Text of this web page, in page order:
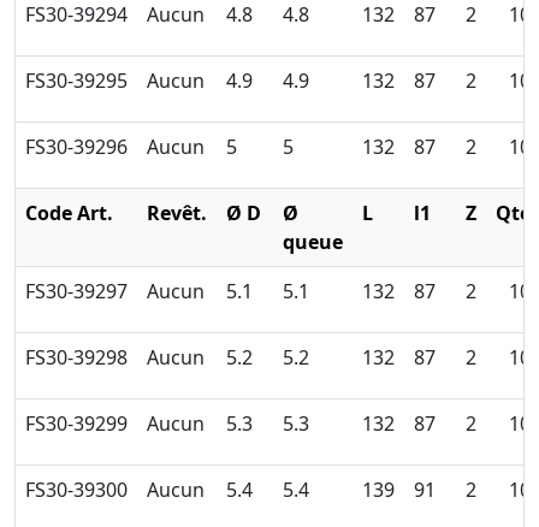
FS30-39294 Aucun 4.8 4.8 132 87 2 10
FS30-39295 Aucun 4.9 4.9 132 87 2 10
FS30-39296 Aucun 5 5 132 87 2 10
Code Art. Revêt. Ø D
Ø
queue
L l1 Z Qté
FS30-39297 Aucun 5.1 5.1 132 87 2 10
FS30-39298 Aucun 5.2 5.2 132 87 2 10
FS30-39299 Aucun 5.3 5.3 132 87 2 10
FS30-39300 Aucun 5.4 5.4 139 91 2 10